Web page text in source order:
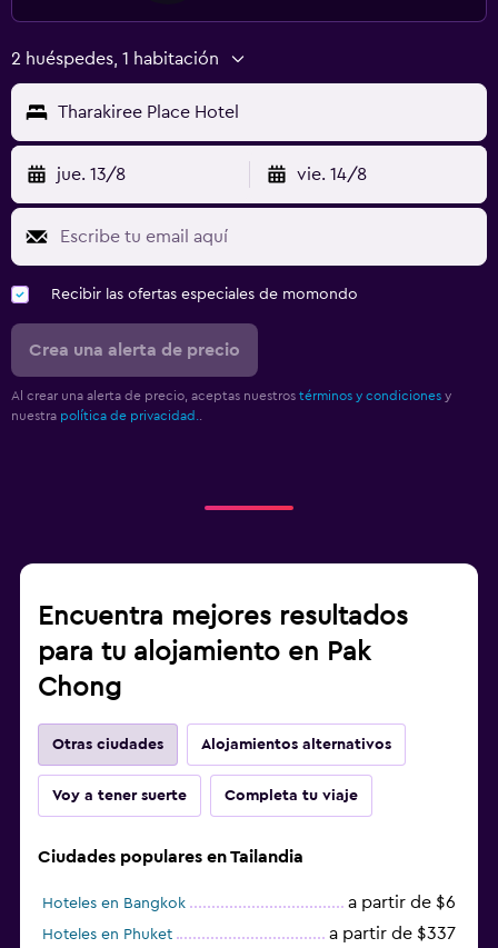
2 huéspedes, 1 habitación
Tharakiree Place Hotel
jue. 13/8 vie. 14/8
Recibir las ofertas especiales de momondo
Crea una alerta de precio
Al crear una alerta de precio, aceptas nuestros términos y condiciones y
nuestra política de privacidad.
Encuentra mejores resultados
para tu alojamiento en Pak
Chong
Otras ciudades Alojamientos alternativos
Voy a tener suerte Completa tu viaje
Ciudades populares en Tailandia
Hoteles en Bangkok a partir de $6
Hoteles en Phuket a partir de $337